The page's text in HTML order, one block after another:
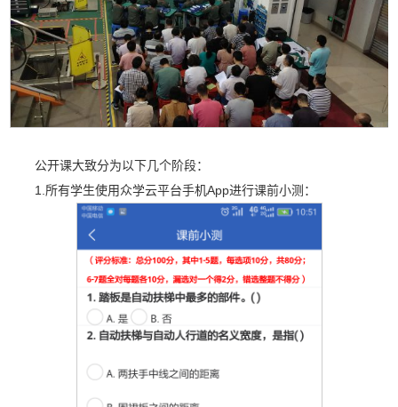
公开课大致分为以下几个阶段：
1.所有学生使用众学云平台手机App进行课前小测：